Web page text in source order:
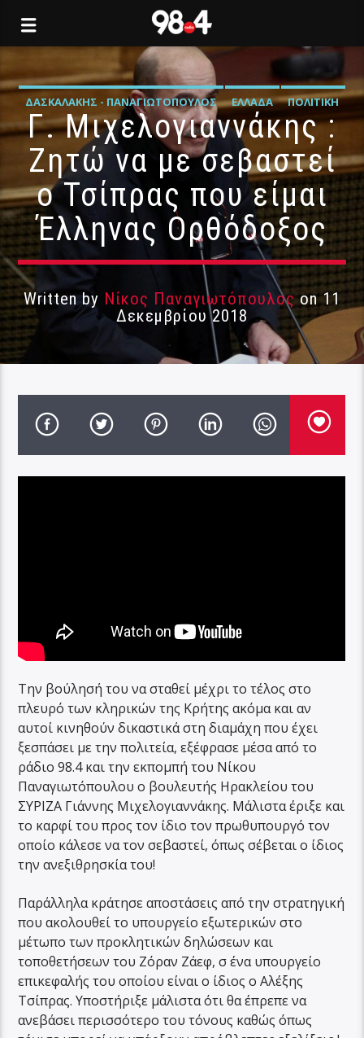
ΔΑΣΚΑΛΆΚΗΣ - ΠΑΝΑΓΙΩΤΌΠΟΥΛΟΣ ΕΛΛΆΔΑ ΠΟΛΙΤΙΚΉ
Γ. Μιχελογιαννάκης :
Ζητώ να με σεβαστεί
ο Τσίπρας που είμαι
Έλληνας Ορθόδοξος
Written by Νίκος Παναγιωτόπουλοςon 11
Δεκεμβρίου 2018
Την βούλησή του να σταθεί μέχρι το τέλος στο
πλευρό των κληρικών της Κρήτης ακόμα και αν
αυτοί κινηθούν δικαστικά στη διαμάχη που έχει
ξεσπάσει με την πολιτεία, εξέφρασε μέσα από το
ράδιο 98.4 και την εκπομπή του Νίκου
Παναγιωτόπουλου ο βουλευτής Ηρακλείου του
ΣΥΡΙΖΑ Γιάννης Μιχελογιαννάκης. Μάλιστα έριξε και
το καρφί του προς τον ίδιο τον πρωθυπουργό τον
οποίο κάλεσε να τον σεβαστεί, όπως σέβεται ο ίδιος
την ανεξιθρησκία του!
Παράλληλα κράτησε αποστάσεις από την στρατηγική
που ακολουθεί το υπουργείο εξωτερικών στο
μέτωπο των προκλητικών δηλώσεων και
τοποθετήσεων του Ζόραν Ζάεφ, σ ένα υπουργείο
επικεφαλής του οποίου είναι ο ίδιος ο Αλέξης
Τσίπρας. Υποστήριξε μάλιστα ότι θα έπρεπε να
ανεβάσει περισσότερο του τόνους καθώς όπως